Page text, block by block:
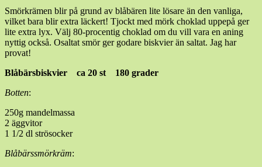
Smörkrämen blir på grund av blåbären lite lösare än den vanliga,
vilket bara blir extra läckert! Tjockt med mörk choklad uppepå ger
lite extra lyx. Välj 80-procentig choklad om du vill vara en aning
nyttig också. Osaltat smör ger godare biskvier än saltat. Jag har
provat!
Blåbärsbiskvier ca 20 st 180 grader
Botten:
250g mandelmassa
2 äggvitor
1 1/2 dl strösocker
Blåbärssmörkräm: